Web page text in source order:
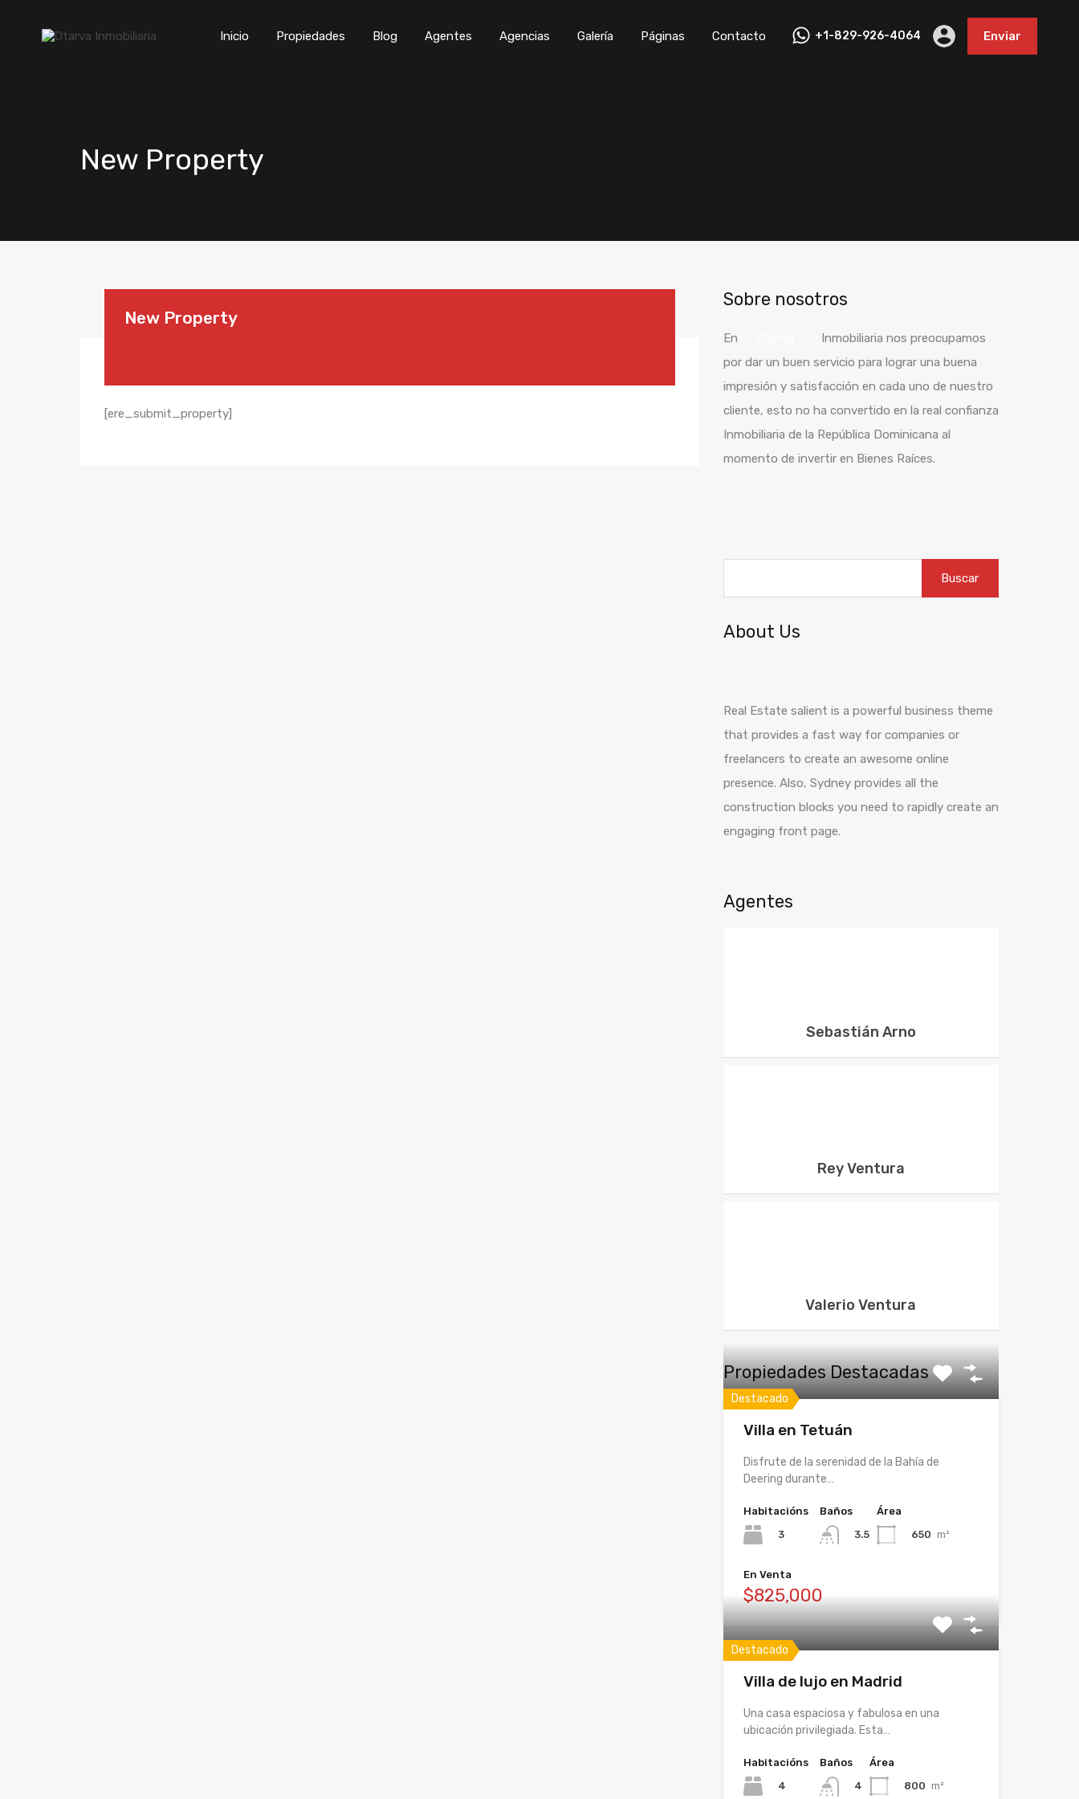
Inicio Propiedades Blog Agentes Agencias Galería Páginas Contacto +1-829-926-4064 Enviar
New Property
New Property
[ere_submit_property]
Sobre nosotros
En
Inmobiliaria nos preocupamos
por dar un buen servicio para lograr una buena
impresión y satisfacción en cada uno de nuestro
cliente, esto no ha convertido en la real confianza
Inmobiliaria de la República Dominicana al
momento de invertir en Bienes Raíces.
About Us
Real Estate salient is a powerful business theme
that provides a fast way for companies or
freelancers to create an awesome online
presence. Also, Sydney provides all the
construction blocks you need to rapidly create an
engaging front page.
Agentes
Sebastián Arno
Rey Ventura
Valerio Ventura
Propiedades Destacadas
Destacado
Villa en Tetuán
Disfrute de la serenidad de la Bahía de
Deering durante…
Habitacións
3
Baños
3.5
Área
650 m²
En Venta
$825,000
Destacado
Villa de lujo en Madrid
Una casa espaciosa y fabulosa en una
ubicación privilegiada. Esta…
Habitacións
4
Baños
4
Área
800 m²